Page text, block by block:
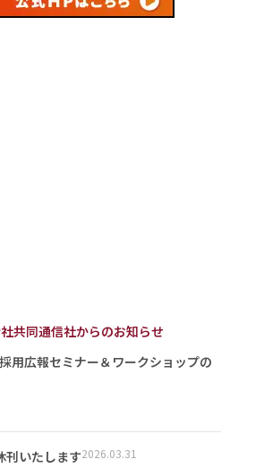
共同通信社からのお知らせ
広報セミナー＆ワークショップの
刊いたします2026.03.31